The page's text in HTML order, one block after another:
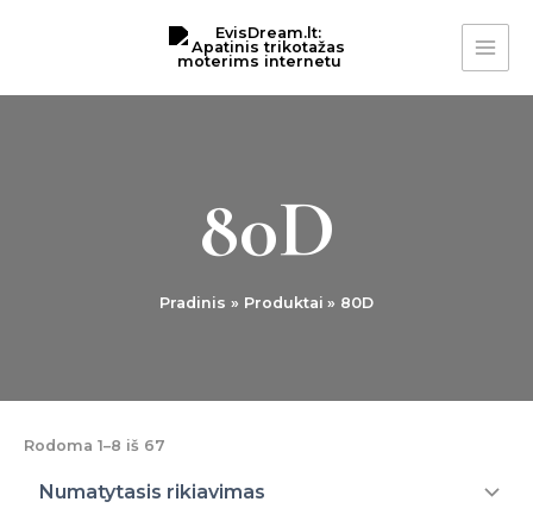
80D
Pradinis Produktai 80D
Rodoma 1–8 iš 67